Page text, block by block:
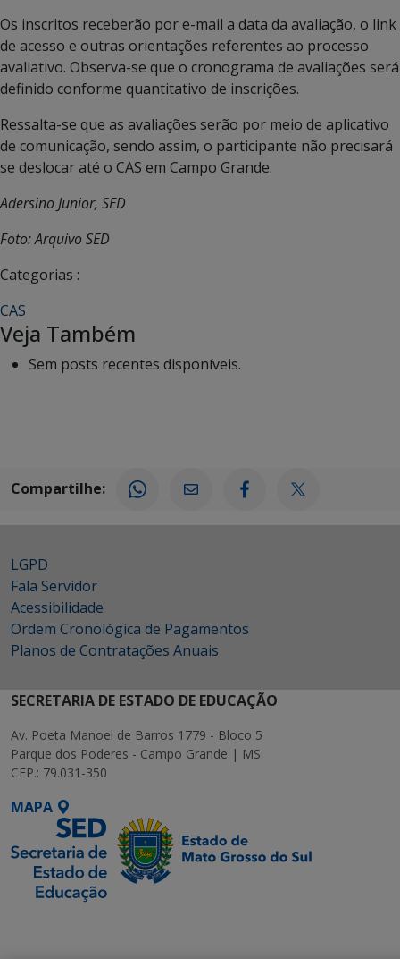
Os inscritos receberão por e-mail a data da avaliação, o link
de acesso e outras orientações referentes ao processo
avaliativo. Observa-se que o cronograma de avaliações será
definido conforme quantitativo de inscrições.
Ressalta-se que as avaliações serão por meio de aplicativo
de comunicação, sendo assim, o participante não precisará
se deslocar até o CAS em Campo Grande.
Adersino Junior, SED
Foto: Arquivo SED
Categorias :
CAS
Veja Também
Sem posts recentes disponíveis.
Compartilhe:
LGPD
Fala Servidor
Acessibilidade
Ordem Cronológica de Pagamentos
Planos de Contratações Anuais
SECRETARIA DE ESTADO DE EDUCAÇÃO
Av. Poeta Manoel de Barros 1779 - Bloco 5
Parque dos Poderes - Campo Grande | MS
CEP.: 79.031-350
MAPA